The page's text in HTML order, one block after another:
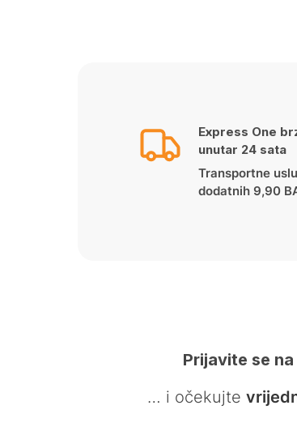
Express One
unutar 24 sata
Transportne
dodatnih 9,90
Prijavite se
… i očekujte